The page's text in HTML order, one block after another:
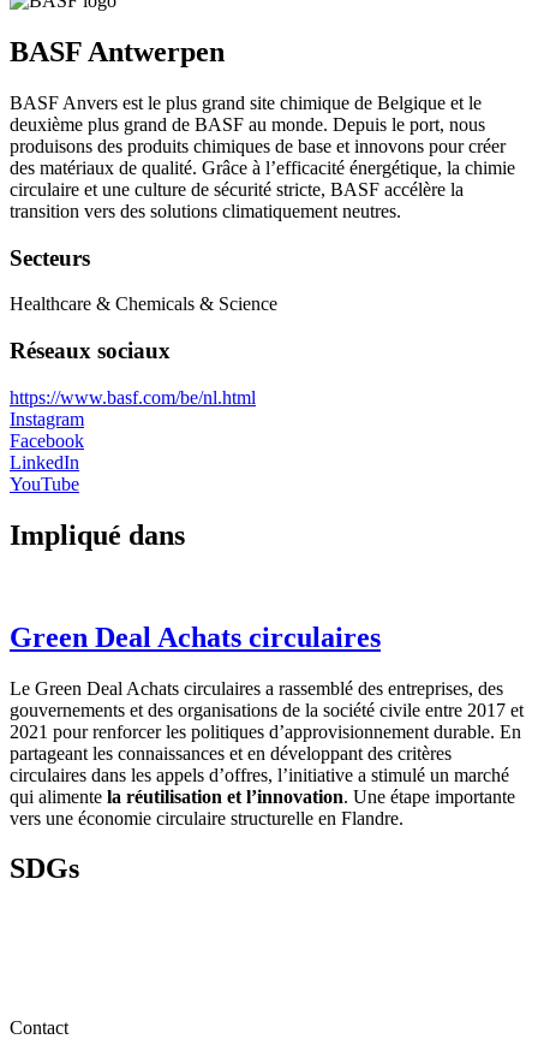
BASF Antwerpen
BASF Anvers est le plus grand site chimique de Belgique et le
deuxième plus grand de BASF au monde. Depuis le port, nous
produisons des produits chimiques de base et innovons pour créer
des matériaux de qualité. Grâce à l’efficacité énergétique, la chimie
circulaire et une culture de sécurité stricte, BASF accélère la
transition vers des solutions climatiquement neutres.
Secteurs
Healthcare & Chemicals & Science
Réseaux sociaux
https://www.basf.com/be/nl.html
Instagram
Facebook
LinkedIn
YouTube
Impliqué dans
Green Deal Achats circulaires
Le Green Deal Achats circulaires a rassemblé des entreprises, des
gouvernements et des organisations de la société civile entre 2017 et
2021 pour renforcer les politiques d’approvisionnement durable. En
partageant les connaissances et en développant des critères
circulaires dans les appels d’offres, l’initiative a stimulé un marché
qui alimente la réutilisation et l’innovation. Une étape importante
vers une économie circulaire structurelle en Flandre.
SDGs
Contact